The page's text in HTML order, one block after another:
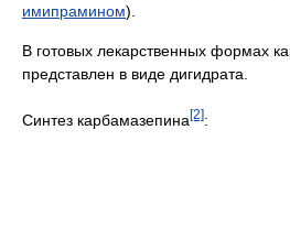
имипрамином).
В готовых лекарственных формах
представлен в виде дигидрата.
Синтез карбамазепина[2]: